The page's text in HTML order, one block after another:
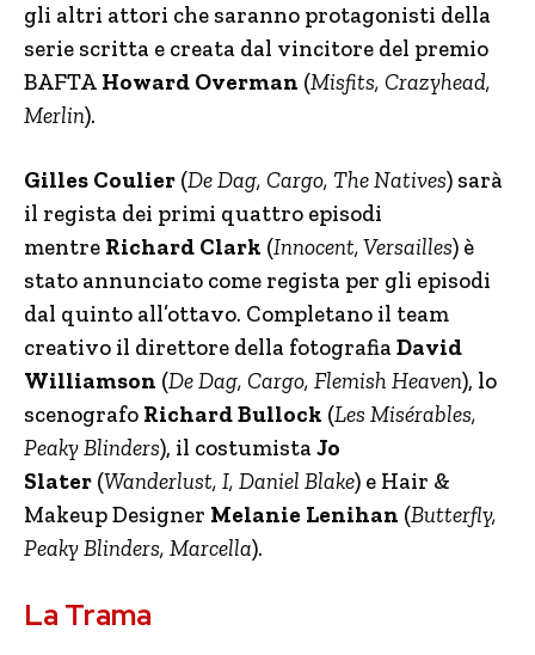
gli altri attori che saranno protagonisti della
serie scritta e creata dal vincitore del premio
BAFTA Howard Overman (Misfits, Crazyhead,
Merlin).
Gilles Coulier (De Dag, Cargo, The Natives) sarà
il regista dei primi quattro episodi
mentre Richard Clark (Innocent, Versailles) è
stato annunciato come regista per gli episodi
dal quinto all’ottavo. Completano il team
creativo il direttore della fotografiaDavid
Williamson (De Dag, Cargo, Flemish Heaven), lo
scenografo Richard Bullock (Les Misérables,
Peaky Blinders), il costumistaJo
Slater (Wanderlust, I, Daniel Blake) e Hair &
Makeup Designer Melanie Lenihan (Butterfly,
Peaky Blinders, Marcella).
La Trama